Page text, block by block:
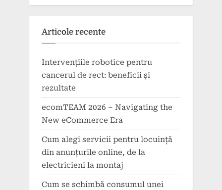
Articole recente
Intervențiile robotice pentru
cancerul de rect: beneficii și
rezultate
ecomTEAM 2026 – Navigating the
New eCommerce Era
Cum alegi servicii pentru locuință
din anunțurile online, de la
electricieni la montaj
Cum se schimbă consumul unei